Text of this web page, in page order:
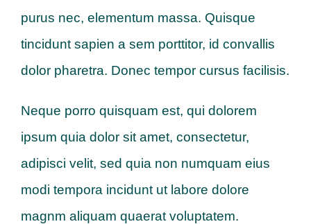
purus nec, elementum massa. Quisque
tincidunt sapien a sem porttitor, id convallis
dolor pharetra. Donec tempor cursus facilisis.
Neque porro quisquam est, qui dolorem
ipsum quia dolor sit amet, consectetur,
adipisci velit, sed quia non numquam eius
modi tempora incidunt ut labore dolore
magnm aliquam quaerat voluptatem.